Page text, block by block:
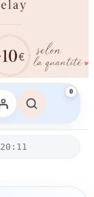
0
20:11